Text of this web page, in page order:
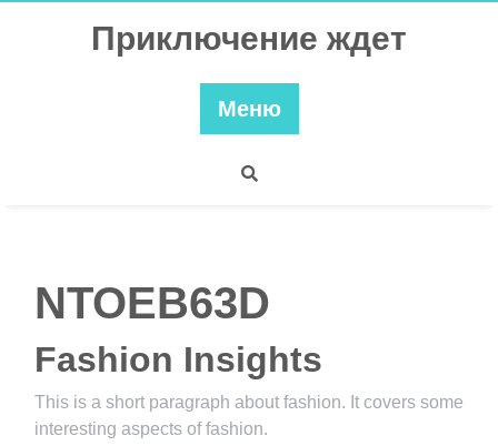
Приключение ждет
Меню
NTOEB63D
Fashion Insights
This is a short paragraph about fashion. It covers some
interesting aspects of fashion.